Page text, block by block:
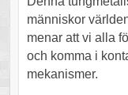
människor
menar att vi alla
och komma i
mekanismer.